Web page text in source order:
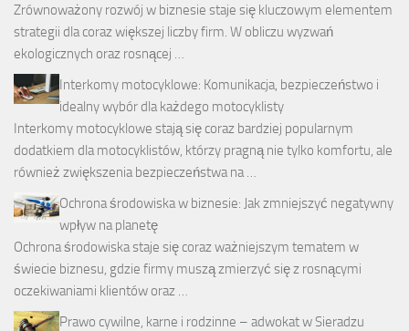
Zrównoważony rozwój w biznesie staje się kluczowym elementem
strategii dla coraz większej liczby firm. W obliczu wyzwań
ekologicznych oraz rosnącej …
Interkomy motocyklowe: Komunikacja, bezpieczeństwo i
idealny wybór dla każdego motocyklisty
Interkomy motocyklowe stają się coraz bardziej popularnym
dodatkiem dla motocyklistów, którzy pragną nie tylko komfortu, ale
również zwiększenia bezpieczeństwa na …
Ochrona środowiska w biznesie: Jak zmniejszyć negatywny
wpływ na planetę
Ochrona środowiska staje się coraz ważniejszym tematem w
świecie biznesu, gdzie firmy muszą zmierzyć się z rosnącymi
oczekiwaniami klientów oraz …
Prawo cywilne, karne i rodzinne – adwokat w Sieradzu